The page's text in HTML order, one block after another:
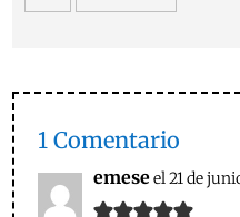
1 Comentario
emeseel 21 de